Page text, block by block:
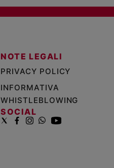
NOTE LEGALI
PRIVACY POLICY
INFORMATIVA
WHISTLEBLOWING
SOCIAL